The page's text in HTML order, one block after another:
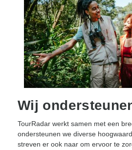
Wij
TourRadar werkt samen met een
ondersteunen we diverse
streven er ook naar om ervoor te